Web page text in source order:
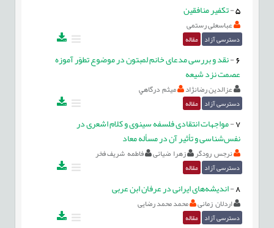
5
-تكفير منافقین
عباسعلی رستمی
دسترسی آزاد مقاله
6
-نقد و بررسی مدعای خانم لمبتون در موضوع تطوّر آموزه
عصمت نزد شیعه
عزالدین رضانژاد ميثم درگاهي
دسترسی آزاد مقاله
7
-مواجهات انتقادی فلسفه سینوی و کلام اشعری در
نفس‌شناسی و تأثیر آن در مسأله معاد
نرجس رودگر زهرا ضیائی فاطمه شریف فخر
دسترسی آزاد مقاله
8
-اندیشه‏‌های ایرانی در عرفان ابن ‏عربی
اردلان زمانی محمد محمد رضایی
دسترسی آزاد مقاله